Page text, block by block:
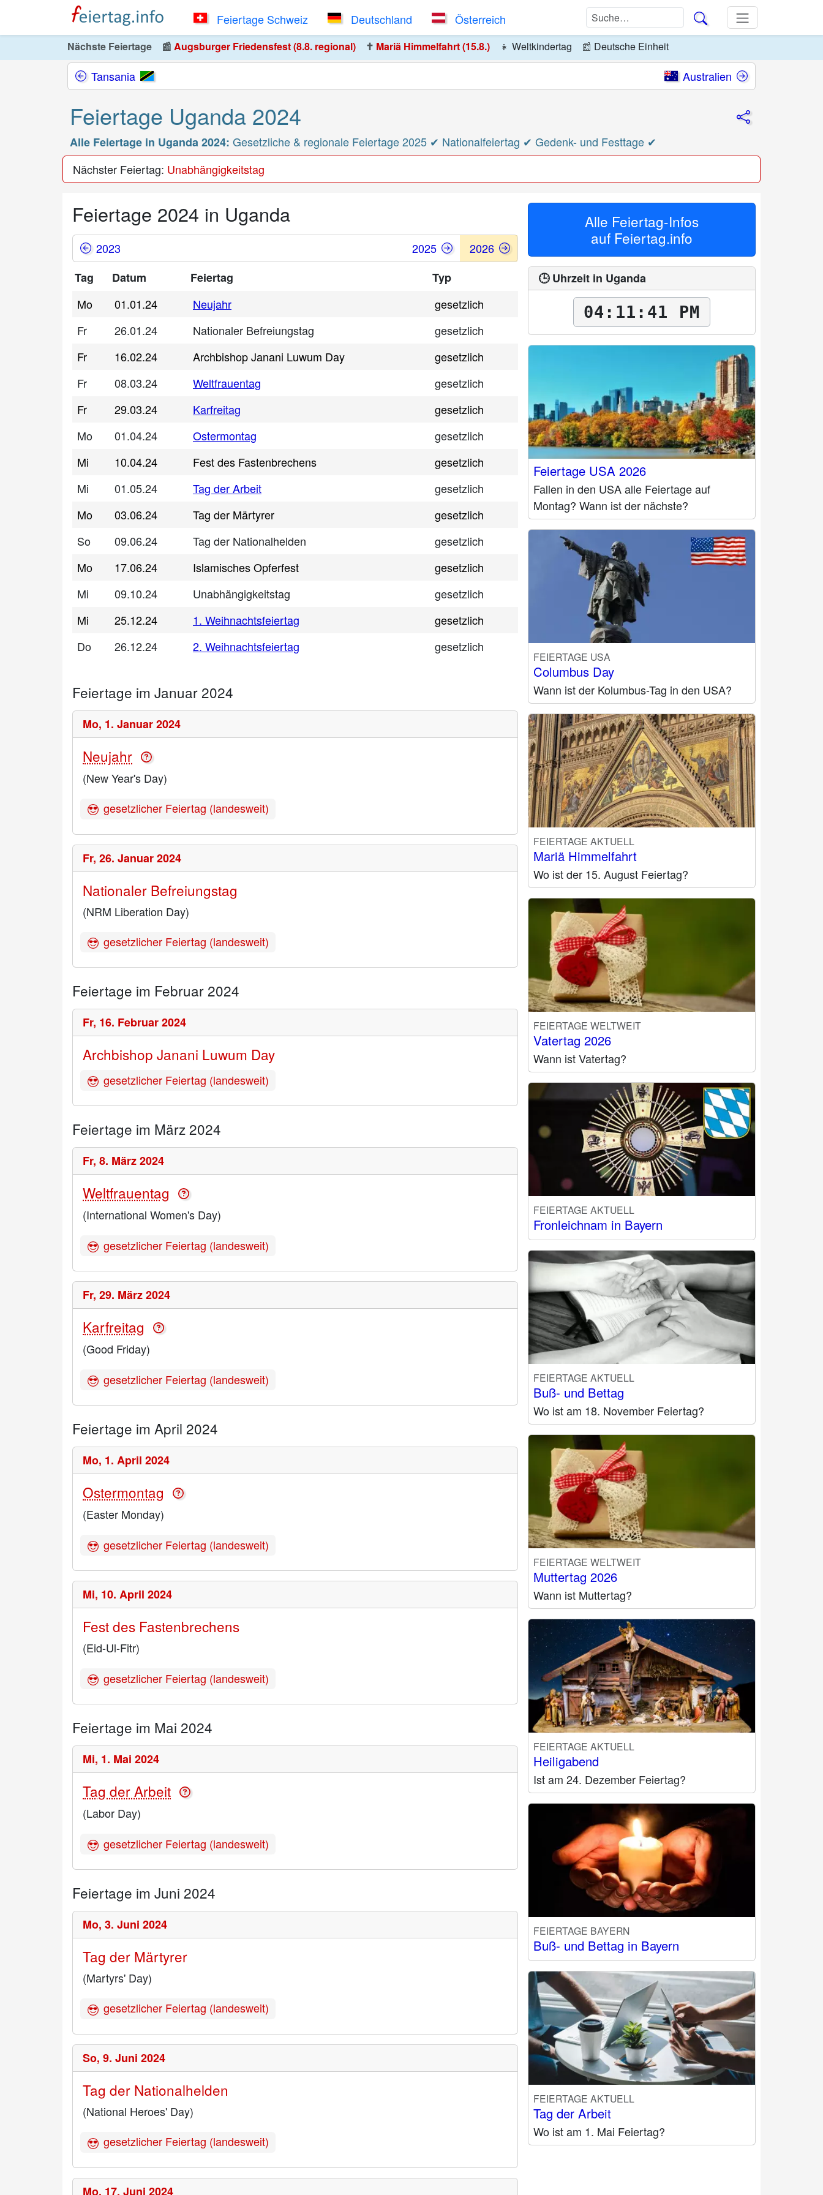
Feiertage Schweiz Deutschland Österreich
Nächste Feiertage 📰 Augsburger Friedensfest (8.8. regional) ✝️ Mariä Himmelfahrt (15.8.) 👧 Weltkindertag 📰 Deutsche Einheit
Tansania Australien
Feiertage Uganda 2024
Alle Feiertage in Uganda 2024: Gesetzliche & regionale Feiertage 2025 ✔ Nationalfeiertag ✔ Gedenk- und Festtage ✔
Nächster Feiertag: Unabhängigkeitstag
Feiertage 2024 in Uganda
2023 2025
2026
Tag
Datum Feiertag
Typ
Mo
01.01.24 Neujahr
gesetzlich
Fr
26.01.24 Nationaler Befreiungstag
gesetzlich
Fr
16.02.24 Archbishop Janani Luwum Day
gesetzlich
Fr
08.03.24 Weltfrauentag
gesetzlich
Fr
29.03.24 Karfreitag
gesetzlich
Mo
01.04.24 Ostermontag
gesetzlich
Mi
10.04.24 Fest des Fastenbrechens
gesetzlich
Mi
01.05.24 Tag der Arbeit
gesetzlich
Mo
03.06.24 Tag der Märtyrer
gesetzlich
So
09.06.24 Tag der Nationalhelden
gesetzlich
Mo
17.06.24 Islamisches Opferfest
gesetzlich
Mi
09.10.24 Unabhängigkeitstag
gesetzlich
Mi
25.12.24 1. Weihnachtsfeiertag
gesetzlich
Do
26.12.24 2. Weihnachtsfeiertag gesetzlich
Feiertage im Januar 2024
Mo, 1. Januar 2024
Neujahr
(New Year's Day)
gesetzlicher Feiertag (landesweit)
Fr, 26. Januar 2024
Nationaler Befreiungstag
(NRM Liberation Day)
gesetzlicher Feiertag (landesweit)
Feiertage im Februar 2024
Fr, 16. Februar 2024
Archbishop Janani Luwum Day
gesetzlicher Feiertag (landesweit)
Feiertage im März 2024
Fr, 8. März 2024
Weltfrauentag
(International Women's Day)
gesetzlicher Feiertag (landesweit)
Fr, 29. März 2024
Karfreitag
(Good Friday)
gesetzlicher Feiertag (landesweit)
Feiertage im April 2024
Mo, 1. April 2024
Ostermontag
(Easter Monday)
gesetzlicher Feiertag (landesweit)
Mi, 10. April 2024
Fest des Fastenbrechens
(Eid-Ul-Fitr)
gesetzlicher Feiertag (landesweit)
Feiertage im Mai 2024
Mi, 1. Mai 2024
Tag der Arbeit
(Labor Day)
gesetzlicher Feiertag (landesweit)
Feiertage im Juni 2024
Mo, 3. Juni 2024
Tag der Märtyrer
(Martyrs' Day)
gesetzlicher Feiertag (landesweit)
So, 9. Juni 2024
Tag der Nationalhelden
(National Heroes' Day)
gesetzlicher Feiertag (landesweit)
Mo, 17. Juni 2024
Alle Feiertag-Infos
auf Feiertag.info
🕒 Uhrzeit in Uganda
04:11:42 PM
Feiertage USA 2026
Fallen in den USA alle Feiertage auf
Montag? Wann ist der nächste?
FEIERTAGE USA
Columbus Day
Wann ist der Kolumbus-Tag in den USA?
FEIERTAGE AKTUELL
Mariä Himmelfahrt
Wo ist der 15. August Feiertag?
FEIERTAGE WELTWEIT
Vatertag 2026
Wann ist Vatertag?
FEIERTAGE AKTUELL
Fronleichnam in Bayern
FEIERTAGE AKTUELL
Buß- und Bettag
Wo ist am 18. November Feiertag?
FEIERTAGE WELTWEIT
Muttertag 2026
Wann ist Muttertag?
FEIERTAGE AKTUELL
Heiligabend
Ist am 24. Dezember Feiertag?
FEIERTAGE BAYERN
Buß- und Bettag in Bayern
FEIERTAGE AKTUELL
Tag der Arbeit
Wo ist am 1. Mai Feiertag?